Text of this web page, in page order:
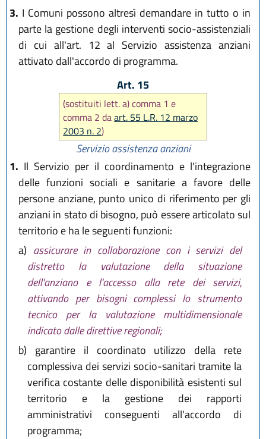
3. I Comuni possono altresì demandare in tutto o in
parte la gestione degli interventi socio-assistenziali
di cui all'art. 12 al Servizio assistenza anziani
attivato dall'accordo di programma.
Art. 15
(sostituiti lett. a) comma 1 e
comma 2 daart. 55 L.R. 12 marzo
2003 n. 2)
Servizio assistenza anziani
1. Il Servizio per il coordinamento e l'integrazione
delle funzioni sociali e sanitarie a favore delle
persone anziane, punto unico di riferimento per gli
anziani in stato di bisogno, può essere articolato sul
territorio e ha le seguenti funzioni:
a) assicurare in collaborazione con i servizi del
distretto la valutazione della situazione
dell'anziano e l'accesso alla rete dei servizi,
attivando per bisogni complessi lo strumento
tecnico per la valutazione multidimensionale
indicato dalle direttive regionali;
b) garantire il coordinato utilizzo della rete
complessiva dei servizi socio-sanitari tramite la
verifica costante delle disponibilità esistenti sul
territorio e la gestione dei rapporti
amministrativi conseguenti all'accordo di
programma;